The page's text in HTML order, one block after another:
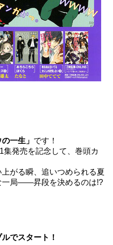
一生」 です！
集発売を記念して、巻頭カ
がる瞬、追いつめられる夏
一局――昇段を決めるのは!?
でスタート！